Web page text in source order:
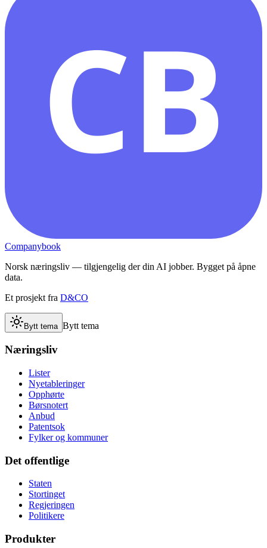
CB
Companybook
Norsk næringsliv — tilgjengelig der din AI jobber. Bygget på åpne
data.
Et prosjekt fra D&CO
Bytt tema Bytt tema
Næringsliv
Lister
Nyetableringer
Opphørte
Børsnotert
Anbud
Patentsok
Fylker og kommuner
Det offentlige
Staten
Stortinget
Regjeringen
Politikere
Produkter